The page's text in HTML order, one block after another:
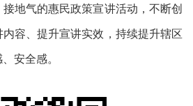
地气的惠民政策宣讲活动，不断创
容、提升宣讲实效，持续提升辖区
安全感。